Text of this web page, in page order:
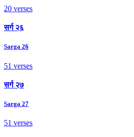
20 verses
सर्ग २६
Sarga 26
51 verses
सर्ग २७
Sarga 27
51 verses